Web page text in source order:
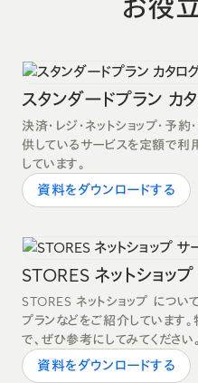
お役
スタンダードプラン カ
決済・レジ・ネットショップ・予
供しているサービスを定額で利
しています。
資料をダウンロードする
STORES ネットショッ
STORES ネットショップ につ
プランなどをご紹介しています
で、ぜひ参考にしてみてください。
資料をダウンロードする